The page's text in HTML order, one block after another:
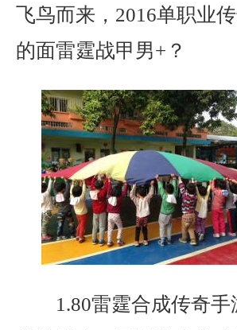
飞鸟而来，2016单职业
的面雷霆战甲男+？
1.80雷霆合成传奇